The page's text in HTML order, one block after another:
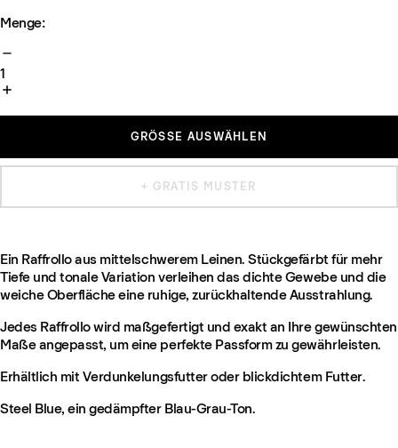
Menge:
1
GRÖSSE AUSWÄHLEN
+ GRATIS MUSTER
Ein Raffrollo aus mittelschwerem Leinen. Stückgefärbt für mehr
Tiefe und tonale Variation verleihen das dichte Gewebe und die
weiche Oberfläche eine ruhige, zurückhaltende Ausstrahlung.
Jedes Raffrollo wird maßgefertigt und exakt an Ihre gewünschten
Maße angepasst, um eine perfekte Passform zu gewährleisten.
Erhältlich mit Verdunkelungsfutter oder blickdichtem Futter.
Steel Blue, ein gedämpfter Blau-Grau-Ton.